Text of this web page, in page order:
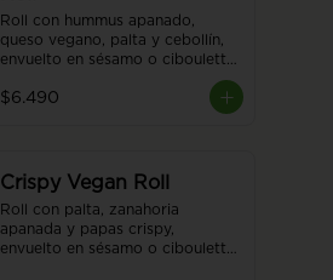
Roll con hummus apanado,
queso vegano, palta y cebollín,
envuelto en sésamo o ciboulette
$6.490
Crispy Vegan Roll
Roll con palta, zanahoria
apanada y papas crispy,
envuelto en sésamo o ciboulette